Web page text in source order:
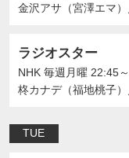
金沢アサ（宮澤エマ）
ラジオスター
NHK 毎週月曜 22:45～
柊カナデ（福地桃子）
TUE